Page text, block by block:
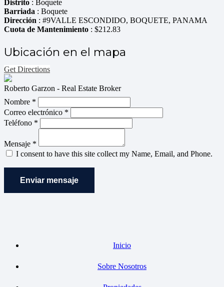
Distrito : Boquete
Barriada : Boquete
Dirección : #9VALLE ESCONDIDO, BOQUETE, PANAMA
Cuota de Mantenimiento : $212.83
Ubicación en el mapa
Get Directions
Roberto Garzon - Real Estate Broker
Nombre *
Correo electrónico *
Teléfono *
Mensaje *
I consent to have this site collect my Name, Email, and Phone.
Enviar mensaje
Inicio
Sobre Nosotros